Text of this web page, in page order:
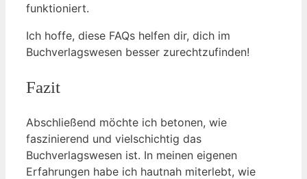
funktioniert.
Ich hoffe, diese FAQs helfen dir, dich im
Buchverlagswesen besser zurechtzufinden!
Fazit
Abschließend möchte ich betonen, wie
faszinierend und vielschichtig das
Buchverlagswesen ist. In meinen eigenen
Erfahrungen habe ich hautnah miterlebt, wie